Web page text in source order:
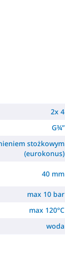
2x 4
G¾”
stożkowym
(eurokonus)
40 mm
max 10 bar
max 120°C
woda